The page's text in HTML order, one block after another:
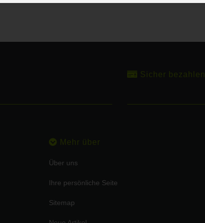
Sicher bezahlen
Mehr über
Über uns
Ihre persönliche Seite
Sitemap